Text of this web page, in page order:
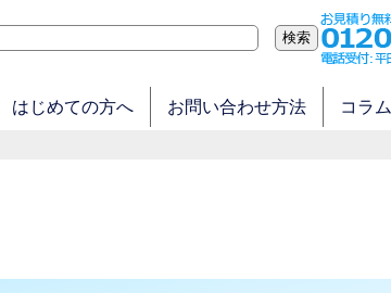
検索
はじめての方へ お問い合わせ方法 コラム